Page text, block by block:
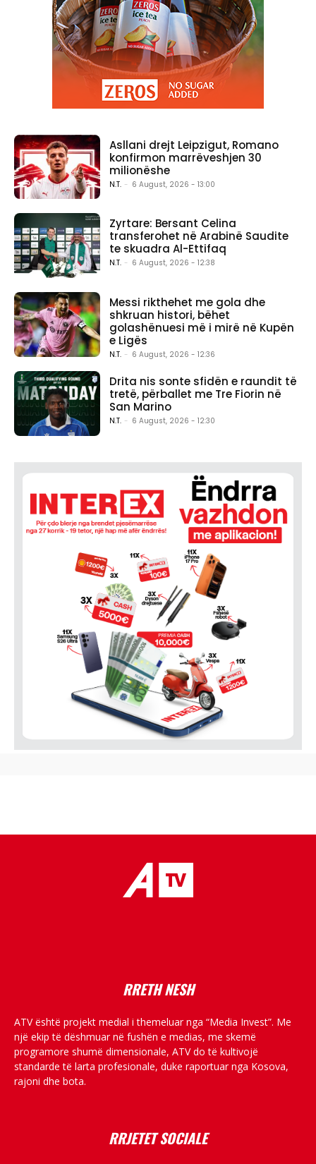
Asllani drejt Leipzigut, Romano
konfirmon marrëveshjen 30
milionëshe
N.T. - 6 August, 2026 - 13:00
Zyrtare: Bersant Celina
transferohet në Arabinë Saudite
te skuadra Al-Ettifaq
N.T. - 6 August, 2026 - 12:38
Messi rikthehet me gola dhe
shkruan histori, bëhet
golashënuesi më i mirë në Kupën
e Ligës
N.T. - 6 August, 2026 - 12:36
Drita nis sonte sfidën e raundit të
tretë, përballet me Tre Fiorin në
San Marino
N.T. - 6 August, 2026 - 12:30
RRETH NESH
ATV është projekt medial i themeluar nga “Media Invest”. Me
një ekip të dëshmuar në fushën e medias, me skemë
programore shumë dimensionale, ATV do të kultivojë
standarde të larta profesionale, duke raportuar nga Kosova,
rajoni dhe bota.
RRJETET SOCIALE